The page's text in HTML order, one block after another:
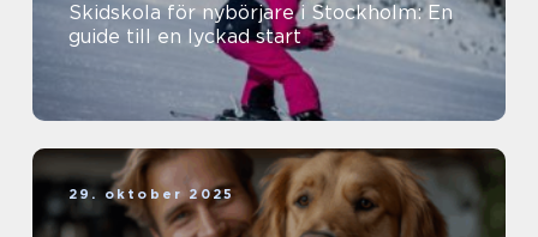
Skidskola för nybörjare i Stockholm: En
guide till en lyckad start
29. oktober 2025